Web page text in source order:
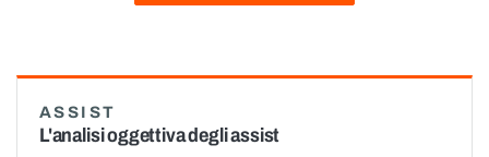
ASSIST
L'analisi oggettiva degli assist